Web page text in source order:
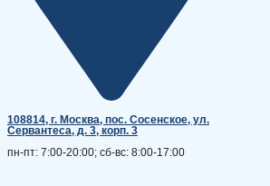
108814, г. Москва, поc. Сосенское, ул.
Сервантеса, д. 3, корп. 3
пн-пт: 7:00-20:00; сб-вс: 8:00-17:00